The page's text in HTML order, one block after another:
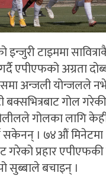
इन्जुरी टाइममा
एपीएफको अग्रता
अन्जली योन्जलले
गोल गरेकी
गोलका लागि
सकेनन् । ७४औं मिनेटमा
गरेको प्रहार
सुब्बाले बचाइन् ।